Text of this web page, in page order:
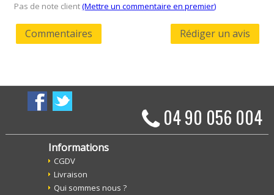
Pas de note client(Mettre un commentaire en premier)
Commentaires Rédiger un avis
04 90 056 004
Informations
CGDV
Livraison
Qui sommes nous ?